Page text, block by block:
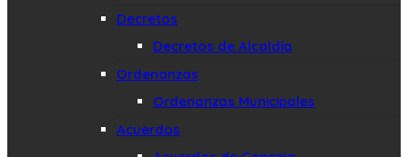
Decretos
Decretos de Alcaldía
Ordenanzas
Ordenanzas Municipales
Acuerdos